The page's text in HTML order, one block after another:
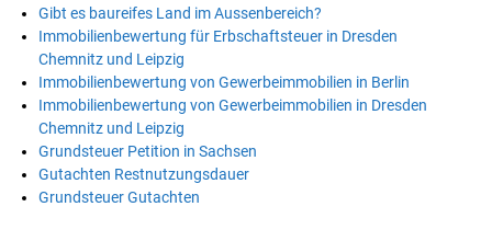
Gibt es baureifes Land im Aussenbereich?
Immobilienbewertung für Erbschaftsteuer in Dresden
Chemnitz und Leipzig
Immobilienbewertung von Gewerbeimmobilien in Berlin
Immobilienbewertung von Gewerbeimmobilien in Dresden
Chemnitz und Leipzig
Grundsteuer Petition in Sachsen
Gutachten Restnutzungsdauer
Grundsteuer Gutachten